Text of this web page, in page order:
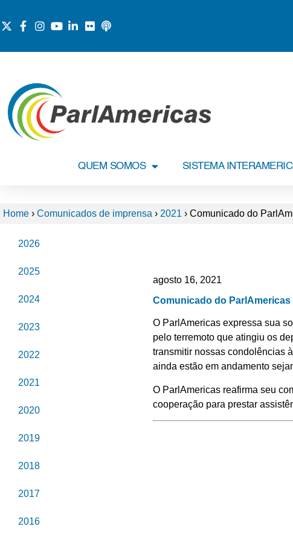
QUEM SOMOS SISTEMA
Home › Comunicados de imprensa › 2021 › Comunicado do
2026
2025
2024
2023
2022
2021
2020
2019
2018
2017
2016
agosto 16, 2021
Comunicado do
O ParlAmericas expressa sua
pelo terremoto que atingiu os
transmitir nossas condolências
ainda estão em andamento
O ParlAmericas reafirma seu
cooperação para prestar